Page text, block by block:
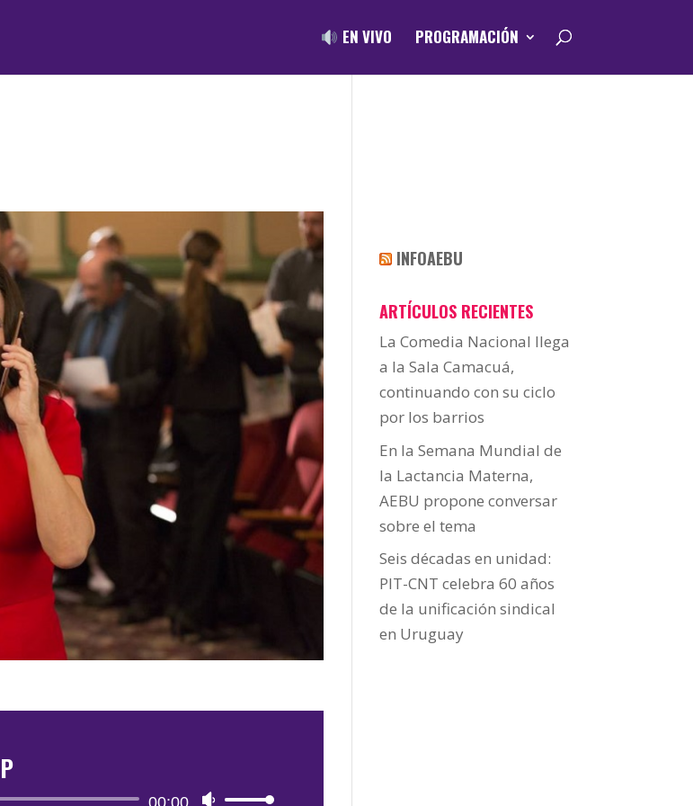
EN VIVO PROGRAMACIÓN
00:00
Utiliza
INFOAEBU
ARTÍCULOS RECIENTES
La Comedia Nacional llega
a la Sala Camacuá,
continuando con su ciclo
por los barrios
En la Semana Mundial de
la Lactancia Materna,
AEBU propone conversar
sobre el tema
Seis décadas en unidad:
PIT-CNT celebra 60 años
de la unificación sindical
en Uruguay